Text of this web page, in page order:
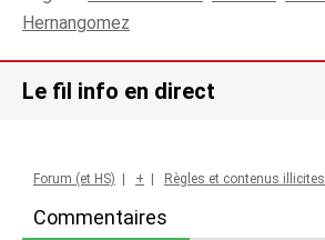
Hernangomez
Le fil info en direct
Commentaires
Forum (et HS) + Règles et contenus illicites